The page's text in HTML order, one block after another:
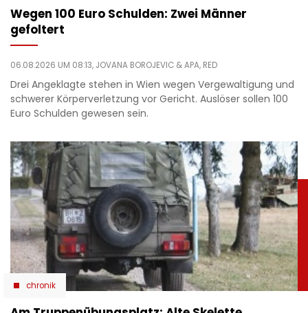
Wegen 100 Euro Schulden: Zwei Männer
gefoltert
06.08.2026 UM 08:13, JOVANA BOROJEVIC & APA, RED
Drei Angeklagte stehen in Wien wegen Vergewaltigung und
schwerer Körperverletzung vor Gericht. Auslöser sollen 100
Euro Schulden gewesen sein.
chronik